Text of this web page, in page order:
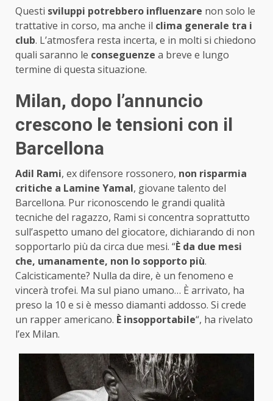
Questi sviluppi potrebbero influenzare non solo le
trattative in corso, ma anche il clima generale tra i
club. L’atmosfera resta incerta, e in molti si chiedono
quali saranno le conseguenze a breve e lungo
termine di questa situazione.
Milan, dopo l’annuncio
crescono le tensioni con il
Barcellona
Adil Rami, ex difensore rossonero, non risparmia
critiche a Lamine Yamal, giovane talento del
Barcellona. Pur riconoscendo le grandi qualità
tecniche del ragazzo, Rami si concentra soprattutto
sull’aspetto umano del giocatore, dichiarando di non
sopportarlo più da circa due mesi. “È da due mesi
che, umanamente, non lo sopporto più.
Calcisticamente? Nulla da dire, è un fenomeno e
vincerà trofei. Ma sul piano umano… È arrivato, ha
preso la 10 e si è messo diamanti addosso. Si crede
un rapper americano. È insopportabile“, ha rivelato
l’ex Milan.